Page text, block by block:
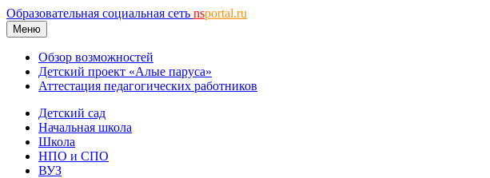
Образовательная социальная сеть nsportal.ru
Меню
Обзор возможностей
Детский проект «Алые паруса»
Аттестация педагогических работников
Детский сад
Начальная школа
Школа
НПО и СПО
ВУЗ